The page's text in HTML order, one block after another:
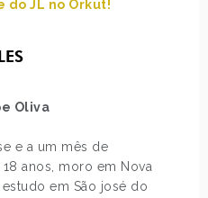
do JL no Orkut!
Oliva
e a um mês de
anos, moro em Nova
estudo em São josé do